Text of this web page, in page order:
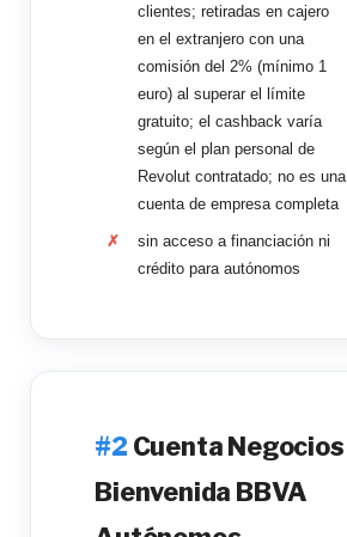
clientes; retiradas en cajero
en el extranjero con una
comisión del 2% (mínimo 1
euro) al superar el límite
gratuito; el cashback varía
según el plan personal de
Revolut contratado; no es una
cuenta de empresa completa
sin acceso a financiación ni
crédito para autónomos
Cuenta Negocios
Bienvenida BBVA